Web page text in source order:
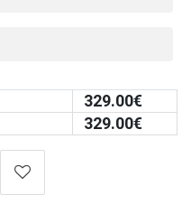
329.00€
329.00€